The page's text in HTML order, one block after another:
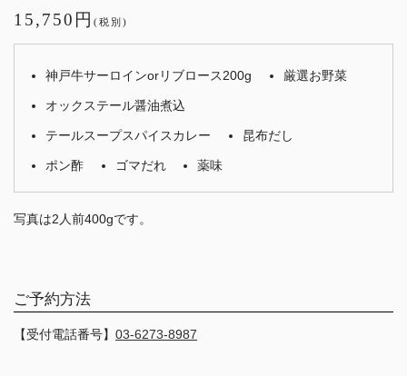
15,750円 (税別)
神戸牛サーロインorリブロース200g 厳選お野菜
オックステール醤油煮込
テールスープスパイスカレー 昆布だし
ポン酢 ゴマだれ 薬味
写真は2人前400gです。
ご予約方法
【受付電話番号】 03-6273-8987